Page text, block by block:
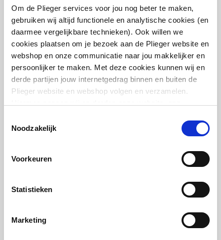
Om de Plieger services voor jou nog beter te maken,
gebruiken wij altijd functionele en analytische cookies (en
daarmee vergelijkbare technieken). Ook willen we
cookies plaatsen om je bezoek aan de Plieger website en
webshop en onze communicatie naar jou makkelijker en
persoonlijker te maken. Met deze cookies kunnen wij en
derde partijen jouw internetgedrag binnen en buiten de
Plieger website en webshop volgen en verzamelen.
We slaan je cookievoorkeur op in je browser.
Noodzakelijk
Voorkeuren
Statistieken
Marketing
bedrijfstemperatuur
bron
Max.
verwarmingsaanvoertem
peratuur
65
Max. werkdruk
4.5
Max. werkdruk
Uitwendige
buisdiameter aansluiting
artikel: 7022305
Leverancier: 310013
ABB Componenten